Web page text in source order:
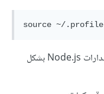
source ~/.profile
، يمكنك تثبيت أحد إصدارات Node.js بشكل